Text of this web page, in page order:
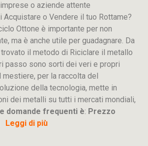
o aziende attente
Acquistare o Vendere il tuo Rottame?
Ottone è importante per non
ma è anche utile per guadagnare. Da
trovato il metodo di Riciclare il metallo
passo sono sorti dei veri e propri
per la raccolta del
della tecnologia, mette in
dei metalli su tutti i mercati mondiali,
domande frequenti è: Prezzo
Leggi di più